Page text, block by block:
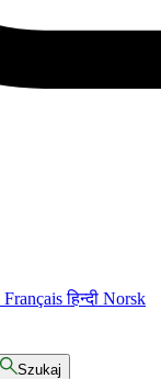
Françaisहिन्दी Norsk
Szukaj